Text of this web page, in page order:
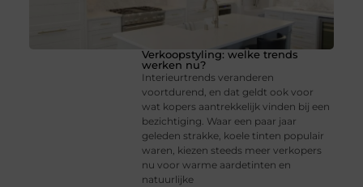
Verkoopstyling: welke trends
werken nu?
Interieurtrends veranderen
voortdurend, en dat geldt ook voor
wat kopers aantrekkelijk vinden bij een
bezichtiging. Waar een paar jaar
geleden strakke, koele tinten populair
waren, kiezen steeds meer verkopers
nu voor warme aardetinten en
natuurlijke